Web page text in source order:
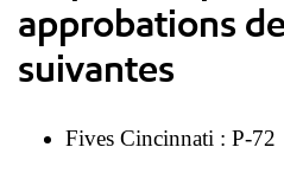
approbations
suivantes
Fives Cincinnati : P-72